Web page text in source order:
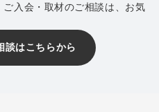
入会・取材のご相談は、お気
談はこちらから